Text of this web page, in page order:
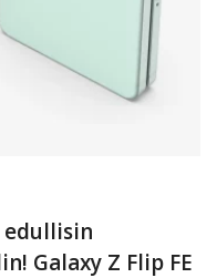
Galaxy Z Flip FE